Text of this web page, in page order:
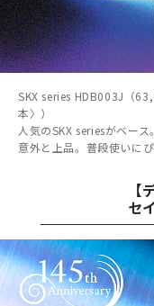
SKX series HDB003J（
本〉）
人気のSKX seriesがベー
意外と上品。普段使いにぴ
【
セ